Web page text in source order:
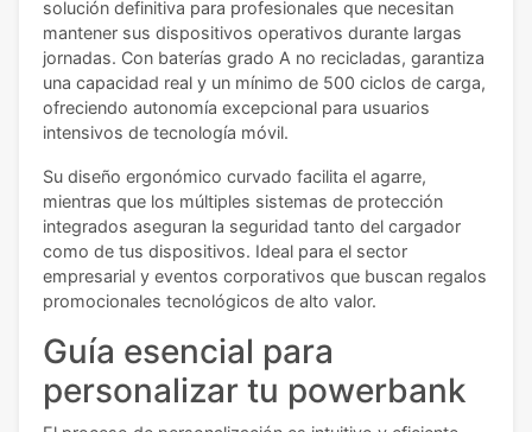
solución definitiva para profesionales que necesitan
mantener sus dispositivos operativos durante largas
jornadas. Con baterías grado A no recicladas, garantiza
una capacidad real y un mínimo de 500 ciclos de carga,
ofreciendo autonomía excepcional para usuarios
intensivos de tecnología móvil.
Su diseño ergonómico curvado facilita el agarre,
mientras que los múltiples sistemas de protección
integrados aseguran la seguridad tanto del cargador
como de tus dispositivos. Ideal para el sector
empresarial y eventos corporativos que buscan regalos
promocionales tecnológicos de alto valor.
Guía esencial para
personalizar tu powerbank